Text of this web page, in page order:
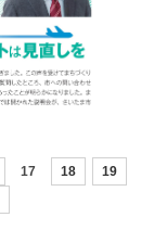
17 18
19